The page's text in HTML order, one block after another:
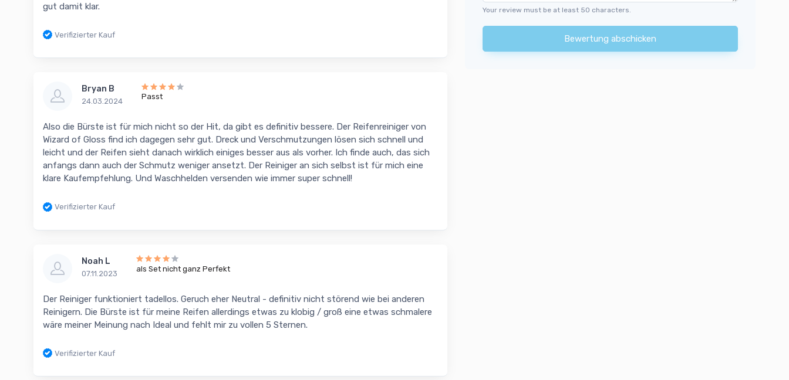
gut damit klar.
Verifizierter Kauf
Bryan B
24.03.2024
Passt
Also die Bürste ist für mich nicht so der Hit, da gibt es definitiv bessere. Der Reifenreiniger von
Wizard of Gloss find ich dagegen sehr gut. Dreck und Verschmutzungen lösen sich schnell und
leicht und der Reifen sieht danach wirklich einiges besser aus als vorher. Ich finde auch, das sich
anfangs dann auch der Schmutz weniger ansetzt. Der Reiniger an sich selbst ist für mich eine
klare Kaufempfehlung. Und Waschhelden versenden wie immer super schnell!
Verifizierter Kauf
Noah L
07.11.2023
als Set nicht ganz Perfekt
Der Reiniger funktioniert tadellos. Geruch eher Neutral - definitiv nicht störend wie bei anderen
Reinigern. Die Bürste ist für meine Reifen allerdings etwas zu klobig / groß eine etwas schmalere
wäre meiner Meinung nach Ideal und fehlt mir zu vollen 5 Sternen.
Verifizierter Kauf
Your review must be at least 50 characters.
Bewertung abschicken